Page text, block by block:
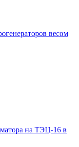
весом
на ТЭЦ-16 в